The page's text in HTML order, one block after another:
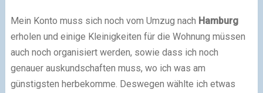
Mein Konto muss sich noch vom Umzug nach Hamburg
erholen und einige Kleinigkeiten für die Wohnung müssen
auch noch organisiert werden, sowie dass ich noch
genauer auskundschaften muss, wo ich was am
günstigsten herbekomme. Deswegen wählte ich etwas